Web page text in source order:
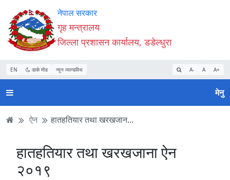
Accessibility
Mode
सुरु
गर्नुहोस्
सामाग्री
पढ्नुहाेस्
नेभिगेसन
पढ्नुहाेस्
वेबसाइट
खोजमा
जानुहोस्
नेपाल सरकार
गृह मन्त्रालय
जिल्ला प्रशासन कार्यालय, डडेल्धुरा
EN डार्क मोड न्यून व्यान्डविथ A- A A+
मेनु
ऐन हातहतियार तथा खरखजान...
हातहतियार तथा खरखजाना ऐन
२०१९